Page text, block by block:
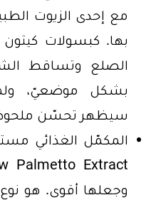
مع إحدى الزيوت
بها. كبسولات
الصلع وتساقط
سيظهر تحسّن
المكمّل الغذائي
وجعلها أقوى. هو